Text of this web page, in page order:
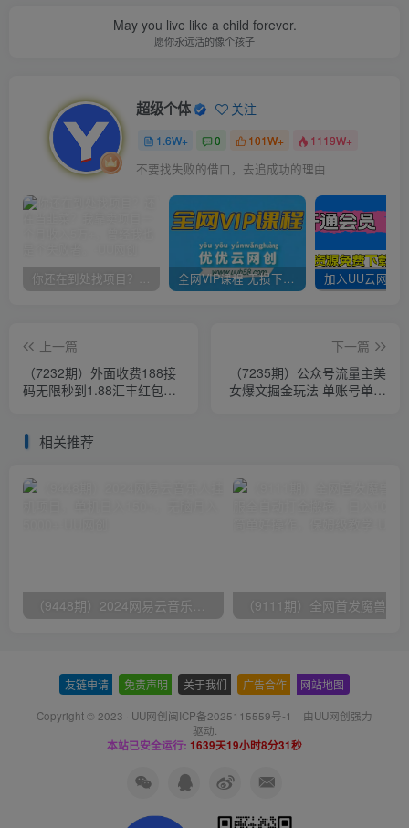
May you live like a child forever.
愿你永远活的像个孩子
超级个体 关注
1.6W+ 0 101W+ 1119W+
不要找失败的借口，去追成功的理由
你还在到处找项目？还在当韭菜？我靠卖项目一个月收入5万+，曾经我也是个失败者。 全网VIP课程 无损下载~
上一篇
（7232期）外面收费188接
码无限秒到1.88汇丰红包项
下一篇
（7235期）公众号流量主美
女爆文掘金玩法 单账号单月
相关推荐
友链申请 免责声明 关于我们 广告合作 网站地图
Copyright © 2023 · UU网创闽ICP备2025115559号-1 · 由UU网创强力
驱动.
本站已安全运行: 1639天19小时8分31秒